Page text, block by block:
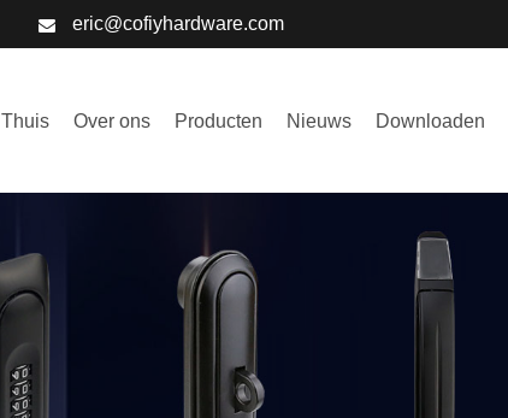
eric@cofiyhardware.com
Thuis Over ons Producten Nieuws Downloaden